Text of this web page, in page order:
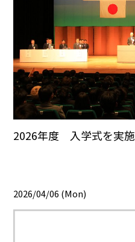
2026年度 入学式を実施
2026/04/06 (Mon)